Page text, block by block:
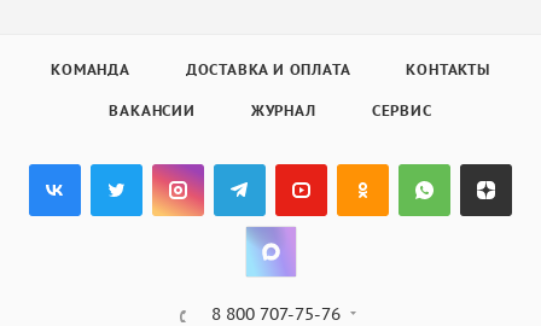
КОМАНДА ДОСТАВКА И ОПЛАТА КОНТАКТЫ
ВАКАНСИИ ЖУРНАЛ СЕРВИС
8 800 707-75-76